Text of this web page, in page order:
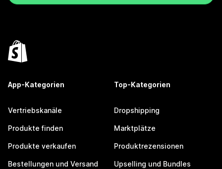
App-Kategorien
Vertriebskanäle
Produkte finden
Produkte verkaufen
Bestellungen und Versand
Top-Kategorien
Dropshipping
Marktplätze
Produktrezensionen
Upselling und Bundles